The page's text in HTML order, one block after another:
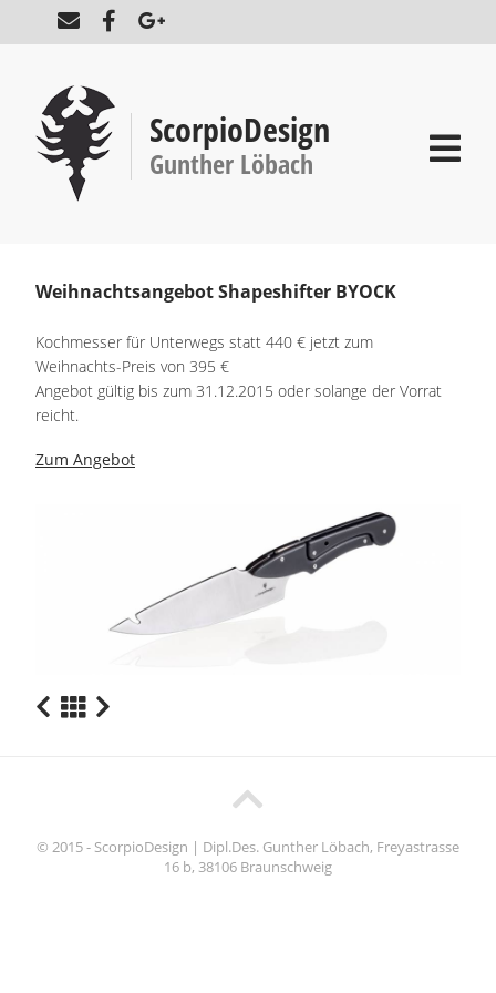
ScorpioDesign
Gunther Löbach
Weihnachtsangebot Shapeshifter BYOCK
Kochmesser für Unterwegs statt 440 € jetzt zum
Weihnachts-Preis von 395 €
Angebot gültig bis zum 31.12.2015 oder solange der Vorrat
reicht.
Zum Angebot
© 2015 - ScorpioDesign | Dipl.Des. Gunther Löbach, Freyastrasse
16 b, 38106 Braunschweig